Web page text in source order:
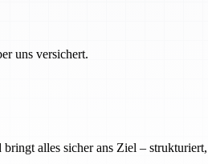
uns versichert.
alles sicher ans Ziel –